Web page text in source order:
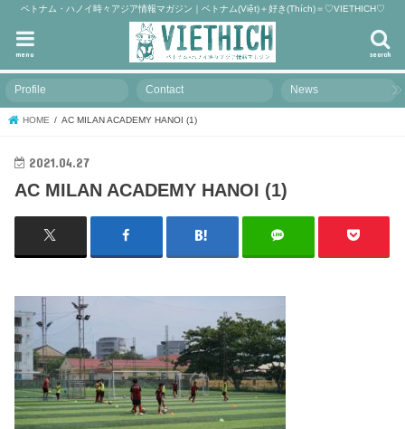
ベトナム・ハノイ時々アジア情報マガジン｜ベトナム(Việt)＋好き(Thích)＝♡VIETHICH♡
search
menu
Profile Contact News
HOME AC MILAN ACADEMY HANOI (1)
2021.04.27
AC MILAN ACADEMY HANOI (1)